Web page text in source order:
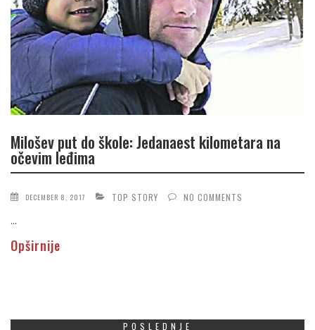
Milošev put do škole: Jedanaest kilometara na
očevim leđima
DECEMBER 8, 2017 TOP STORY NO COMMENTS
...
Opširnije
POSLEDNJE